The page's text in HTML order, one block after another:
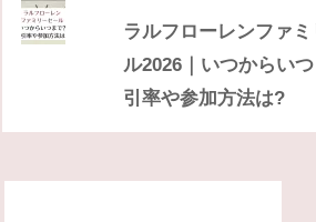
ラルフローレンファ
ル2026｜いつからい
引率や参加方法は?